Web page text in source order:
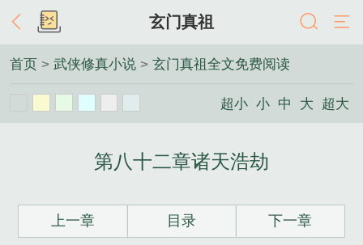
玄门真祖
首页 > 武侠修真小说 > 玄门真祖全文免费阅读
超小 小 中 大 超大
第八十二章诸天浩劫
上一章 目录 下一章